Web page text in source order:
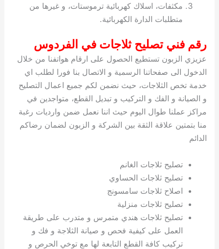
مكثفات، اسلاك كهربائية ترموستات، و غيرها من
متطلبات الدارة الكهربائية.
رقم فني تصليح ثلاجات في الفردوس
عزيزي الزبون تستطيع الحصول على ارقام هواتفنا من خلال
الدخول الى صفحاتنا الرسمية و الاتصال بنا فورا لطلب اي
خدمة تخص الثلاجات، حيث نضمن لكم جميع اعمال التصليح
و الصيانة و الفك و التركيب و تبديل القطع، متواجدين في
مراكز عملنا طوال اليوم حيث اننا نعمل ضمن وارديات رغبة
منا بتمتين علاقة الثقة بين الشركة و الزبون لضمان رضاكم
الدائم
تصليح ثلاجات الغانم
تصليح ثلاجات الحساوي
اصلاح ثلاجات سامسونج
تصليح ثلاجات منزلية
تصليح ثلاجات هندي متمرس و متدرب على طريقة
العمل على كيفية فحص و صيانة الثلاجة و فك و
تركيب كافة القطع التابعة لها مع توخي الحرص و